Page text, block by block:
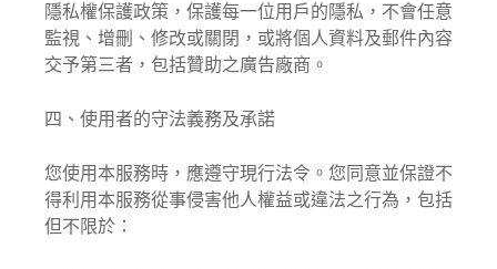
隱私權保護政策，保護每一位用戶的隱私，不會任意
監視、增刪、修改或關閉，或將個人資料及郵件內容
交予第三者，包括贊助之廣告廠商。
四、使用者的守法義務及承諾
您使用本服務時，應遵守現行法令。您同意並保證不
得利用本服務從事侵害他人權益或違法之行為，包括
但不限於：